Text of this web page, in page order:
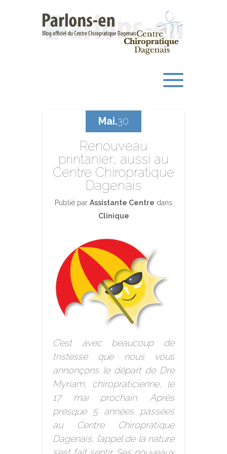
Renouveau
printanier… aussi au
Centre Chiropratique
Dagenais
Publié par Assistante Centre dans
Clinique
C’est avec beaucoup de
tristesse que nous vous
annonçons le départ de Dre
Myriam, chiropraticienne, le
17 mai prochain. Après
presque 5 années passées
au Centre Chiropratique
Dagenais, l’appel de la nature
Mai.30